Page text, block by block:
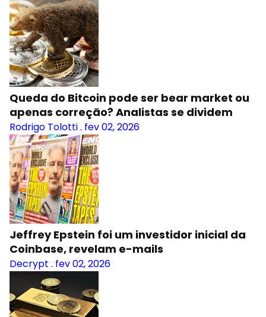
Queda do Bitcoin pode ser bear market ou
apenas correção? Analistas se dividem
Rodrigo Tolotti. fev 02, 2026
Jeffrey Epstein foi um investidor inicial da
Coinbase, revelam e-mails
Decrypt . fev 02, 2026